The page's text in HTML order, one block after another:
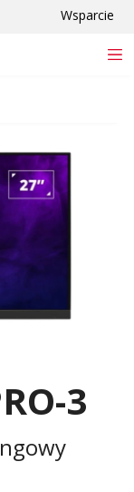
Wsparcie
3